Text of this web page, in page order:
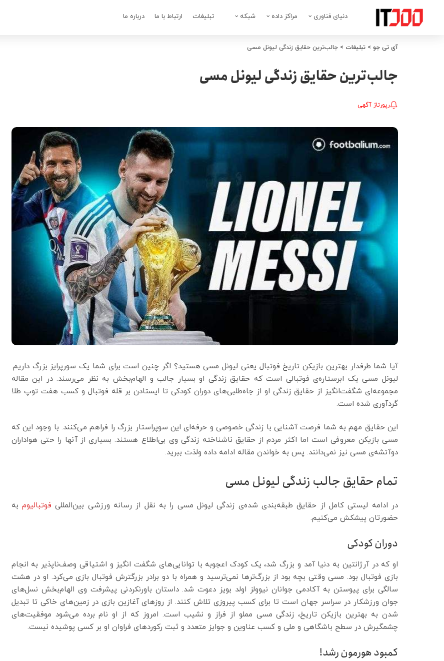
دنیای فناوری مراکز داده شبکه تبلیغات ارتباط با ما درباره ما
آی تی جو > تبلیغات > جالب‌ترین حقایق زندگی لیونل مسی
جالب‌ترین حقایق زندگی لیونل مسی
رپورتاژ آگهی
آیا شما طرفدار بهترین بازیکن تاریخ فوتبال یعنی لیونل مسی هستید؟ اگر چنین است برای شما یک سورپرایز بزرگ داریم.
لیونل مسی یک ابرستاره‌ی فوتبالی است که حقایق زندگی او بسیار جالب و الهام‌‌بخش به نظر می‌رسند. در این مقاله
مجموعه‌ای شگفت‌انگیز از حقایق زندگی او از جاه‌طلبی‌های دوران کودکی‌ تا ایستادن بر قله فوتبال و کسب هفت توپ طلا
گردآوری شده است.
این حقایق مهم به شما فرصت آشنایی با زندگی خصوصی و حرفه‌ای این سوپراستار بزرگ را فراهم می‌کنند. با وجود این که
مسی بازیکن معروفی است اما اکثر مردم از حقایق ناشناخته زندگی وی بی‌اطلاع هستند. بسیاری از آنها را حتی هواداران
دوآتشه‌ی مسی نیز نمی‌دانند. پس به خواندن مقاله ادامه داده ولذت ببرید.
تمام حقایق جالب زندگی لیونل مسی
در ادامه لیستی کامل از حقایق طبقه‌بندی شده‌ی زندگی لیونل مسی را به نقل از رسانه ورزشی بین‌المللی فوتبالیومبه
حضورتان پیشکش می‌کنیم.
دوران کودکی
او که در آرژانتین به دنیا آمد و بزرگ شد، یک کودک اعجوبه با توانایی‌های شگفت انگیز و اشتیاقی وصف‌ناپذیر به انجام
بازی فوتبال بود. مسی وقتی بچه بود از بزرگ‌ترها نمی‌ترسید و همراه با دو برادر بزرگترش فوتبال بازی می‌کرد. او در هشت
سالگی برای پیوستن به آکادمی جوانان نیوولز اولد بویز دعوت شد. داستان باورنکردنی پیشرفت وی الهام‌بخش نسل‌های
جوان ورزشکار در سراسر جهان است تا برای کسب پیروزی تلاش کنند. از روزهای آغازین بازی در زمین‌های خاکی تا تبدیل
شدن به بهترین بازیکن تاریخ، زندگی مسی مملو از فراز و نشیب است. امروز که از او نام برده می‌شود موفقیت‌های
چشمگیرش در سطح باشگاهی و ملی و کسب عناوین و جوایز متعدد و ثبت رکوردهای فراوان او بر کسی پوشیده نیست.
کمبود هورمون رشد!